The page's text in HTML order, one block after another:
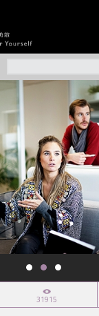
社會企業
認識我們
31915